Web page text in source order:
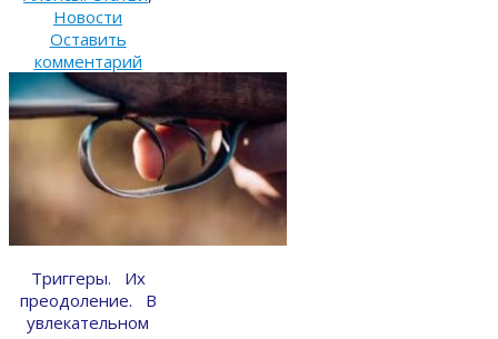
Новости
Оставить
комментарий
Триггеры. Их
преодоление. В
увлекательном